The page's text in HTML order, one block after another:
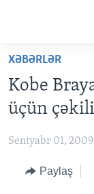
Skip
main
content
Skip
to
Navigation
ANA SƏHİFƏ
PROQRAMLAR
DÜNYAYA BAXIŞ
FAKTLAR NƏ
AZƏRBAYCAN
DÜNYA
UKRAYNA
ABŞ
XƏBƏRLƏR
Kobe
üçün
Sentyabr 01, 2009
Paylaş